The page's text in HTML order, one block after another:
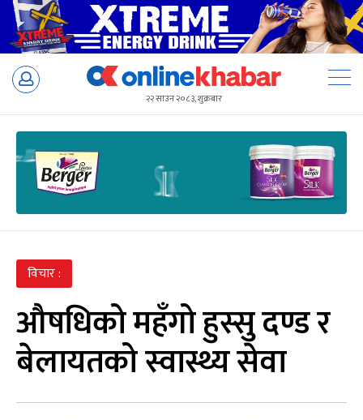
Skip
२२ साउन २०८३, शुक्रबार
विचार :
औषधिको महँगो हुस्सु दण्ड र
बेलायतको स्वास्थ्य सेवा